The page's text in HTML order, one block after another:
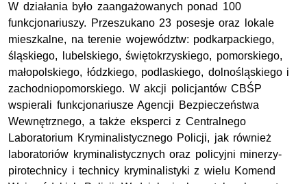
W działania było zaangażowanych ponad 100
funkcjonariuszy. Przeszukano 23 posesje oraz lokale
mieszkalne, na terenie województw: podkarpackiego,
śląskiego, lubelskiego, świętokrzyskiego, pomorskiego,
małopolskiego, łódzkiego, podlaskiego, dolnośląskiego i
zachodniopomorskiego. W akcji policjantów CBŚP
wspierali funkcjonariusze Agencji Bezpieczeństwa
Wewnętrznego, a także eksperci z Centralnego
Laboratorium Kryminalistycznego Policji, jak również
laboratoriów kryminalistycznych oraz policyjni minerzy-
pirotechnicy i technicy kryminalistyki z wielu Komend